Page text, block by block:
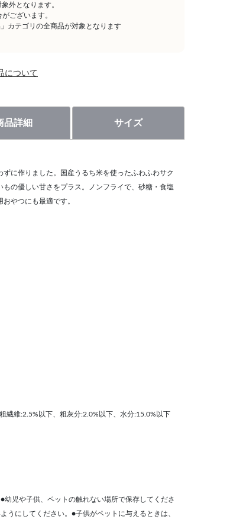
外となります。
ございます。
カテゴリの全商品が対象となります
について
品詳細 サイズ
に作りました。国産うるち米を使ったふわふわサク
の優しい甘さをプラス。ノンフライで、砂糖・食塩
やつにも最適です。
繊維:2.5%以下、粗灰分:2.0%以下、水分:15.0%以下
児や子供、ペットの触れない場所で保存してくださ
うにしてください。●子供がペットに与えるときは、